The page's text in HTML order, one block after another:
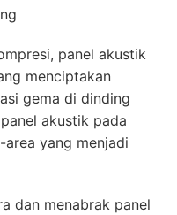
panel akustik
menciptakan
gema di dinding
akustik pada
area yang menjadi
dan menabrak panel